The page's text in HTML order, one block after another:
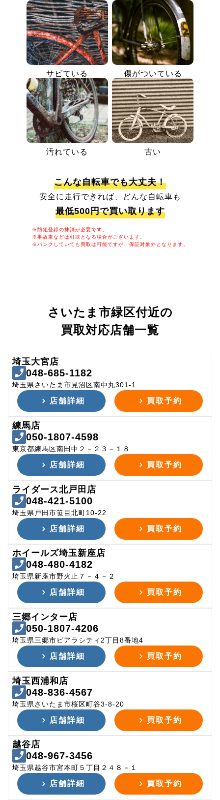
サビている 傷がついている
汚れている 古い
こんな自転車でも大丈夫！
安全に走行できれば、どんな自転車も
最低500円で買い取ります
※防犯登録の抹消が必要です。
※事故車などは引取となる場合がございます。
※パンクしていても買取は可能ですが、保証対象外となります。
さいたま市緑区付近の
買取対応店舗一覧
埼玉大宮店
048-685-1182
埼玉県さいたま市見沼区南中丸301-1
店舗詳細 買取予約
練馬店
050-1807-4598
東京都練馬区南田中２－２３－１８
店舗詳細 買取予約
ライダース北戸田店
048-421-5100
埼玉県戸田市笹目北町10-22
店舗詳細 買取予約
ホイールズ埼玉新座店
048-480-4182
埼玉県新座市野火止７－４－２
店舗詳細 買取予約
三郷インター店
050-1807-4206
埼玉県三郷市ピアラシティ2丁目8番地4
店舗詳細 買取予約
埼玉西浦和店
048-836-4567
埼玉県さいたま市桜区町谷3-8-20
店舗詳細 買取予約
越谷店
048-967-3456
埼玉県越谷市宮本町５丁目２４８－１
店舗詳細 買取予約